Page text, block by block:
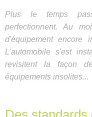
Plus le temps
perfectionnent. Au
d'équipement encore
L'automobile s'est
revisitent la façon
équipements insolites...